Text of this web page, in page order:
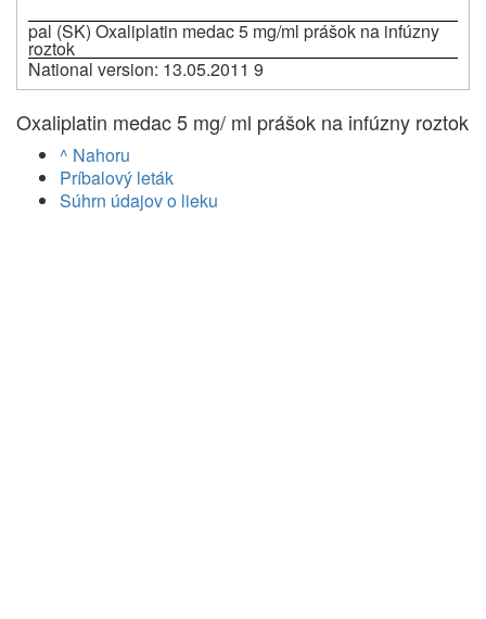
pal (SK) Oxaliplatin medac 5 mg/ml prášok na infúzny
roztok
National version: 13.05.2011 9
Oxaliplatin medac 5 mg/ ml prášok na infúzny roztok
^ Nahoru
Príbalový leták
Súhrn údajov o lieku